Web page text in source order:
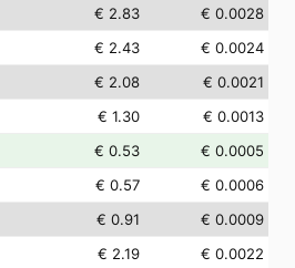
€ 2.83
€ 0.0028
€ 2.43
€ 0.0024
€ 2.08
€ 0.0021
€ 1.30
€ 0.0013
€ 0.53
€ 0.0005
€ 0.57
€ 0.0006
€ 0.91
€ 0.0009
€ 2.19
€ 0.0022